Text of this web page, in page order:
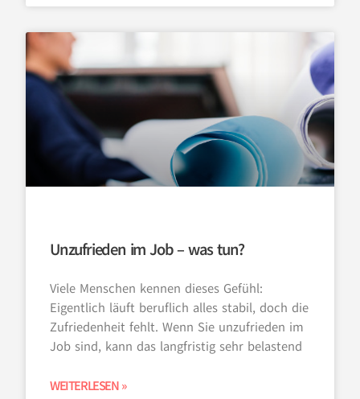
Unzufrieden im Job – was tun?
Viele Menschen kennen dieses Gefühl:
Eigentlich läuft beruflich alles stabil, doch die
Zufriedenheit fehlt. Wenn Sie unzufrieden im
Job sind, kann das langfristig sehr belastend
WEITERLESEN »